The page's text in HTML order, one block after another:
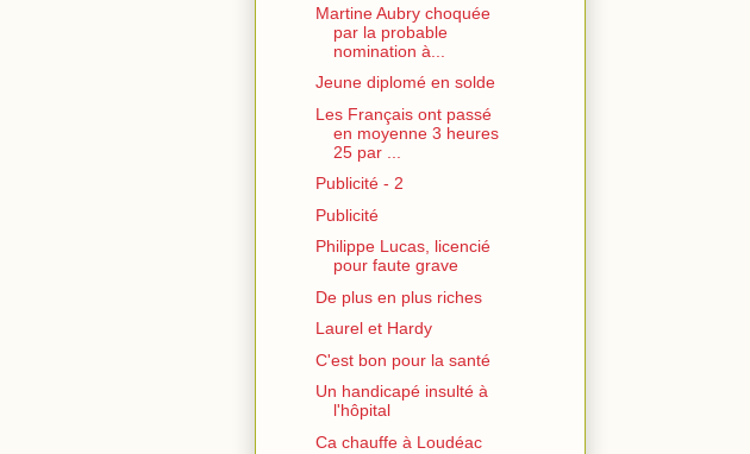
Martine Aubry choquée
par la probable
nomination à...
Jeune diplomé en solde
Les Français ont passé
en moyenne 3 heures
25 par ...
Publicité - 2
Publicité
Philippe Lucas, licencié
pour faute grave
De plus en plus riches
Laurel et Hardy
C'est bon pour la santé
Un handicapé insulté à
l'hôpital
Ca chauffe à Loudéac